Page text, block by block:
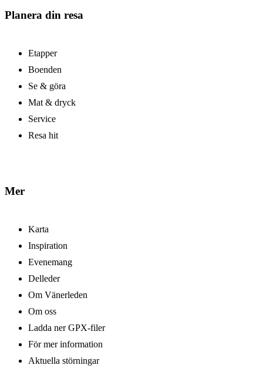
Planera din resa
Etapper
Boenden
Se & göra
Mat & dryck
Service
Resa hit
Mer
Karta
Inspiration
Evenemang
Delleder
Om Vänerleden
Om oss
Ladda ner GPX-filer
För mer information
Aktuella störningar